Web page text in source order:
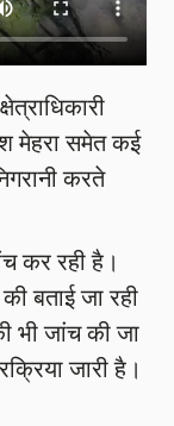
मेहरा समेत कई
करते
कर रही है।
बताई जा रही
भी जांच की जा
जारी है।